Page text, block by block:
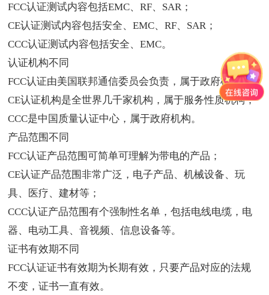
FCC认证测试内容包括EMC、RF、SAR；
CE认证测试内容包括安全、EMC、RF、SAR；
CCC认证测试内容包括安全、EMC。
认证机构不同
FCC认证由美国联邦通信委员会负责，属于政府机构；
CE认证机构是全世界几千家机构，属于服务性质机构；
CCC是中国质量认证中心，属于政府机构。
产品范围不同
FCC认证产品范围可简单可理解为带电的产品；
CE认证产品范围非常广泛，电子产品、机械设备、玩
具、医疗、建材等；
CCC认证产品范围有个强制性名单，包括电线电缆，电
器、电动工具、音视频、信息设备等。
证书有效期不同
FCC认证证书有效期为长期有效，只要产品对应的法规
不变，证书一直有效。